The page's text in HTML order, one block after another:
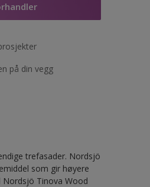
på din vegg
trefasader. Nordsjö
som gir høyere
Nordsjö Tinova Wood